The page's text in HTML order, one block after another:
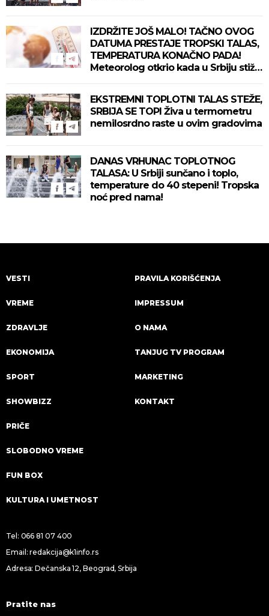
IZDRŽITE JOŠ MALO! TAČNO OVOG
DATUMA PRESTAJE TROPSKI TALAS,
TEMPERATURA KONAČNO PADA!
Meteorolog otkrio kada u Srbiju stiže
EKSTREMNI TOPLOTNI TALAS STEŽE,
SRBIJA SE TOPI Živa u termometru
nemilosrdno raste u ovim gradovima
DANAS VRHUNAC TOPLOTNOG
TALASA: U Srbiji sunčano i toplo,
temperature do 40 stepeni! Tropska
noć pred nama!
VESTI
VREME
ZDRAVLJE
EKONOMIJA
SPORT
SHOWBIZZ
PRIČE
SLOBODNO VREME
FUN BOX
KULTURA I UMETNOST
PRAVILA KORIŠĆENJA
IMPRESSUM
O NAMA
TANJUG TV PROGRAM
MARKETING
KONTAKT
Tel: 066 81 07 400
Email:redakcija@k1info.rs
Adresa: Dečanska 12, Beograd, Srbija
Pratite nas